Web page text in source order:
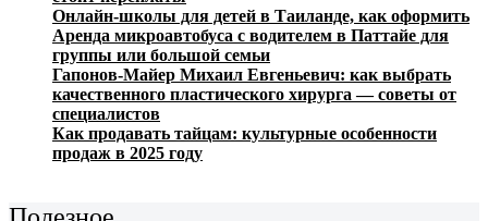
Онлайн-школы для детей в Таиланде, как оформить
Аренда микроавтобуса с водителем в Паттайе для
группы или большой семьи
Гапонов-Майер Михаил Евгеньевич: как выбрать
качественного пластического хирурга — советы от
специалистов
Как продавать тайцам: культурные особенности
продаж в 2025 году